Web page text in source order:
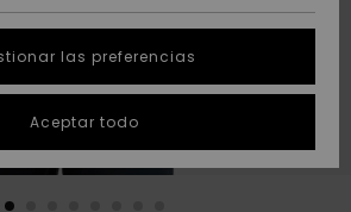
Destacados
Destacados
Inicia una
conversación
la respuesta
las preferencias
Aceptar todo